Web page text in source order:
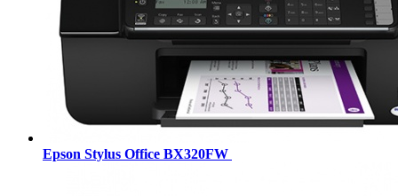
Epson Stylus Office BX320FW